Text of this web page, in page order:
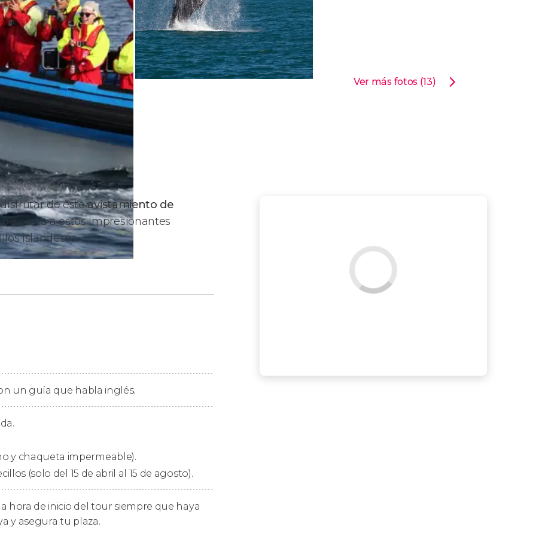
Ver más fotos (13)
de esteavistamiento de
de cerca a estos impresionantes
islandeses.
de Gentle Giants de Húsavík. Allí
para poder avistar a los ejemplares más
curiosos acerca de estos mamíferos
daremos por terminado el tour dos
un guía que habla inglés.
y chaqueta impermeable).
(solo del 15 de abril al 15 de agosto).
hora de inicio del tour siempre que haya
y asegura tu plaza.